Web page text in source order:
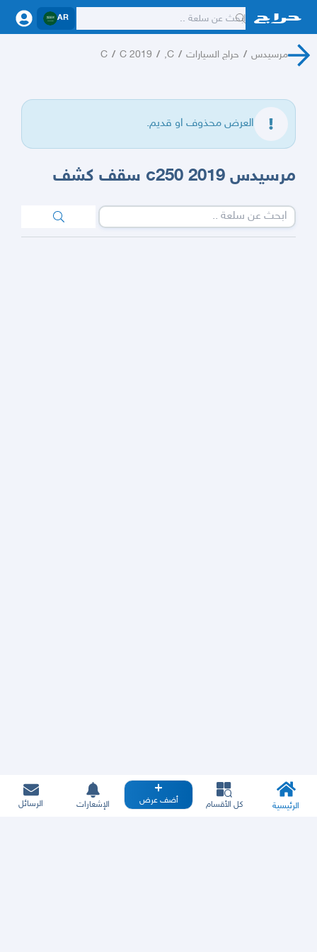
AR
مرسيدس / حراج السيارات /
C,
/
C 2019
/
C
العرض محذوف او قديم.
مرسيدس c250 2019 سقف كشف
الرئيسية كل الأقسام أضف عرض الإشعارات الرسائل